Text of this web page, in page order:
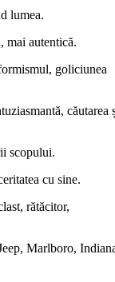
lumea.
mai autentică.
goliciunea
căutarea
scopului.
cu sine.
rătăcitor,
Marlboro,